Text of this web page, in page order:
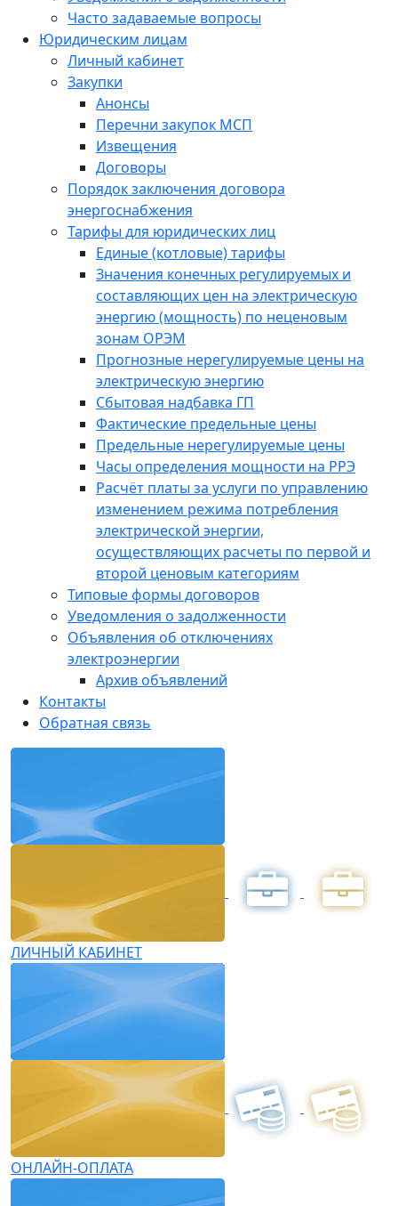
Часто задаваемые вопросы
Юридическим лицам
Личный кабинет
Закупки
Анонсы
Перечни закупок МСП
Извещения
Договоры
Порядок заключения договора
энергоснабжения
Тарифы для юридических лиц
Единые (котловые) тарифы
Значения конечных регулируемых и
составляющих цен на электрическую
энергию (мощность) по неценовым
зонам ОРЭМ
Прогнозные нерегулируемые цены на
электрическую энергию
Сбытовая надбавка ГП
Фактические предельные цены
Предельные нерегулируемые цены
Часы определения мощности на РРЭ
Расчёт платы за услуги по управлению
изменением режима потребления
электрической энергии,
осуществляющих расчеты по первой и
второй ценовым категориям
Типовые формы договоров
Уведомления о задолженности
Объявления об отключениях
электроэнергии
Архив объявлений
Контакты
Обратная связь
ЛИЧНЫЙ КАБИНЕТ
ОНЛАЙН-ОПЛАТА